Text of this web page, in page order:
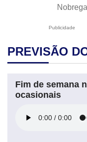
Publicidade
Nobrega
PREVISÃO
Fim de semana
ocasionais